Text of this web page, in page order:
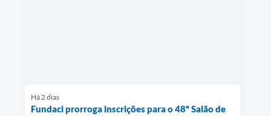
Há 2 dias
Fundaci prorroga inscrições para o 48º Salão de